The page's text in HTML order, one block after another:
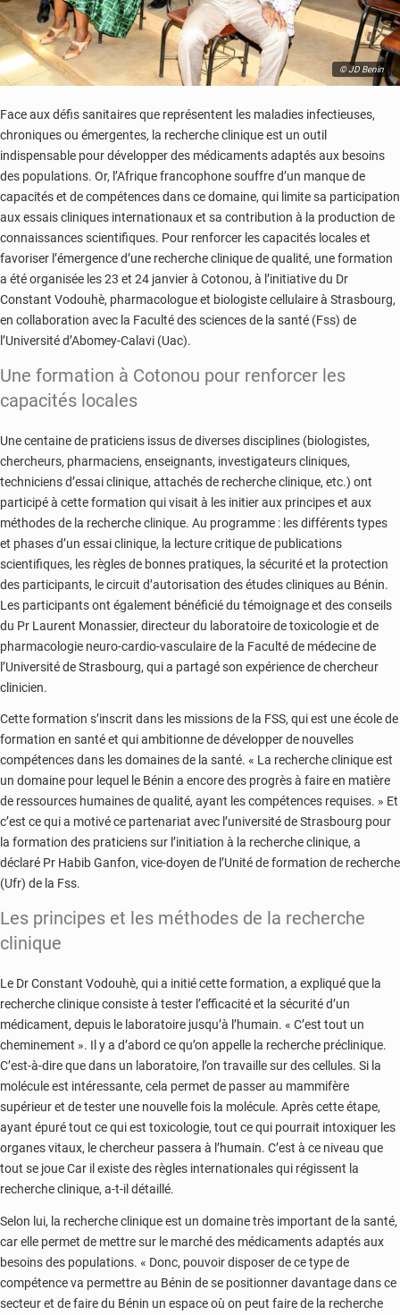
© JD Benin
Face aux défis sanitaires que représentent les maladies infectieuses,
chroniques ou émergentes, la recherche clinique est un outil
indispensable pour développer des médicaments adaptés aux besoins
des populations. Or, l’Afrique francophone souffre d’un manque de
capacités et de compétences dans ce domaine, qui limite sa participation
aux essais cliniques internationaux et sa contribution à la production de
connaissances scientifiques. Pour renforcer les capacités locales et
favoriser l’émergence d’une recherche clinique de qualité, une formation
a été organisée les 23 et 24 janvier à Cotonou, à l’initiative du Dr
Constant Vodouhè, pharmacologue et biologiste cellulaire à Strasbourg,
en collaboration avec la Faculté des sciences de la santé (Fss) de
l’Université d’Abomey-Calavi (Uac).
Une formation à Cotonou pour renforcer les
capacités locales
Une centaine de praticiens issus de diverses disciplines (biologistes,
chercheurs, pharmaciens, enseignants, investigateurs cliniques,
techniciens d’essai clinique, attachés de recherche clinique, etc.) ont
participé à cette formation qui visait à les initier aux principes et aux
méthodes de la recherche clinique. Au programme : les différents types
et phases d’un essai clinique, la lecture critique de publications
scientifiques, les règles de bonnes pratiques, la sécurité et la protection
des participants, le circuit d’autorisation des études cliniques au Bénin.
Les participants ont également bénéficié du témoignage et des conseils
du Pr Laurent Monassier, directeur du laboratoire de toxicologie et de
pharmacologie neuro-cardio-vasculaire de la Faculté de médecine de
l’Université de Strasbourg, qui a partagé son expérience de chercheur
clinicien.
Cette formation s’inscrit dans les missions de la FSS, qui est une école de
formation en santé et qui ambitionne de développer de nouvelles
compétences dans les domaines de la santé. « La recherche clinique est
un domaine pour lequel le Bénin a encore des progrès à faire en matière
de ressources humaines de qualité, ayant les compétences requises. » Et
c’est ce qui a motivé ce partenariat avec l’université de Strasbourg pour
la formation des praticiens sur l’initiation à la recherche clinique, a
déclaré Pr Habib Ganfon, vice-doyen de l’Unité de formation de recherche
(Ufr) de la Fss.
Les principes et les méthodes de la recherche
clinique
Le Dr Constant Vodouhè, qui a initié cette formation, a expliqué que la
recherche clinique consiste à tester l’efficacité et la sécurité d’un
médicament, depuis le laboratoire jusqu’à l’humain. « C’est tout un
cheminement ». Il y a d’abord ce qu’on appelle la recherche préclinique.
C’est-à-dire que dans un laboratoire, l’on travaille sur des cellules. Si la
molécule est intéressante, cela permet de passer au mammifère
supérieur et de tester une nouvelle fois la molécule. Après cette étape,
ayant épuré tout ce qui est toxicologie, tout ce qui pourrait intoxiquer les
organes vitaux, le chercheur passera à l’humain. C’est à ce niveau que
tout se joue Car il existe des règles internationales qui régissent la
recherche clinique, a-t-il détaillé.
Selon lui, la recherche clinique est un domaine très important de la santé,
car elle permet de mettre sur le marché des médicaments adaptés aux
besoins des populations. « Donc, pouvoir disposer de ce type de
compétence va permettre au Bénin de se positionner davantage dans ce
secteur et de faire du Bénin un espace où on peut faire de la recherche